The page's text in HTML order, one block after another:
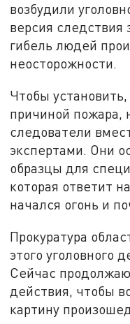
возбудили
версия следствия
гибель людей
неосторожности.
Чтобы
причиной пожара,
следователи
экспертами. Они
образцы для
которая ответит
начался огонь и
Прокуратура
этого уголовного
Сейчас
действия, чтобы
картину